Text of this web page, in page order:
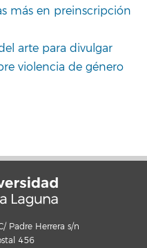
más en preinscripción
arte para divulgar
violencia de género
Padre Herrera s/n
456